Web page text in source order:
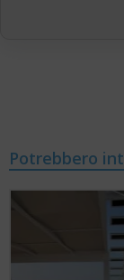
Potrebbero